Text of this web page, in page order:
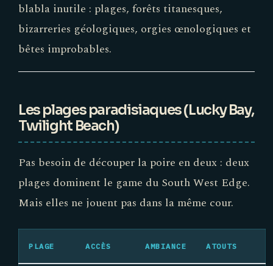
blabla inutile : plages, forêts titanesques,
bizarreries géologiques, orgies œnologiques et
bêtes improbables.
Les plages paradisiaques (Lucky Bay,
Twilight Beach)
Pas besoin de découper la poire en deux : deux
plages dominent le game du South West Edge.
Mais elles ne jouent pas dans la même cour.
PLAGE ACCÈS AMBIANCE ATOUTS